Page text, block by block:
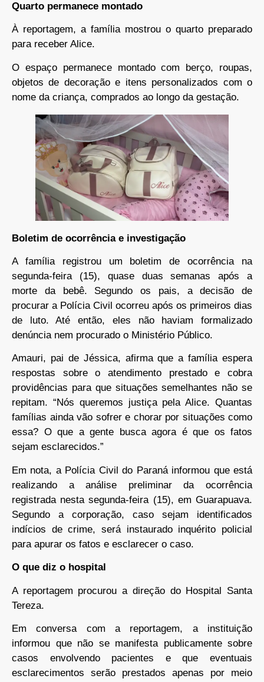
Quarto permanece montado
À reportagem, a família mostrou o quarto preparado
para receber Alice.
O espaço permanece montado com berço, roupas,
objetos de decoração e itens personalizados com o
nome da criança, comprados ao longo da gestação.
Boletim de ocorrência e investigação
A família registrou um boletim de ocorrência na
segunda-feira (15), quase duas semanas após a
morte da bebê. Segundo os pais, a decisão de
procurar a Polícia Civil ocorreu após os primeiros dias
de luto. Até então, eles não haviam formalizado
denúncia nem procurado o Ministério Público.
Amauri, pai de Jéssica, afirma que a família espera
respostas sobre o atendimento prestado e cobra
providências para que situações semelhantes não se
repitam. “Nós queremos justiça pela Alice. Quantas
famílias ainda vão sofrer e chorar por situações como
essa? O que a gente busca agora é que os fatos
sejam esclarecidos.”
Em nota, a Polícia Civil do Paraná informou que está
realizando a análise preliminar da ocorrência
registrada nesta segunda-feira (15), em Guarapuava.
Segundo a corporação, caso sejam identificados
indícios de crime, será instaurado inquérito policial
para apurar os fatos e esclarecer o caso.
O que diz o hospital
A reportagem procurou a direção do Hospital Santa
Tereza.
Em conversa com a reportagem, a instituição
informou que não se manifesta publicamente sobre
casos envolvendo pacientes e que eventuais
esclarecimentos serão prestados apenas por meio